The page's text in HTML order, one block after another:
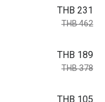
THB 231
THB 462
THB 189
THB 378
THB 105